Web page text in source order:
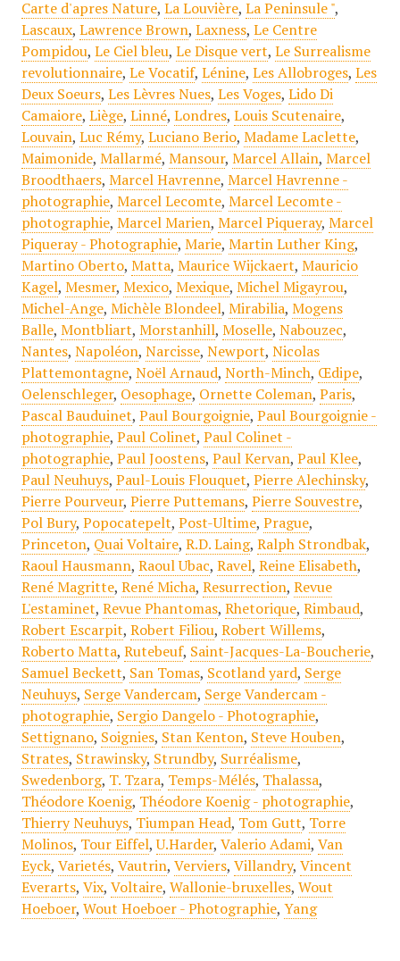
Carte d'apres Nature, La Louvière, La Peninsule ",
Lascaux, Lawrence Brown, Laxness, Le Centre
Pompidou, Le Ciel bleu, Le Disque vert, Le Surrealisme
revolutionnaire, Le Vocatif, Lénine, Les Allobroges, Les
Deux Soeurs, Les Lèvres Nues, Les Voges, Lido Di
Camaiore, Liège, Linné, Londres, Louis Scutenaire,
Louvain, Luc Rémy, Luciano Berio, Madame Laclette,
Maimonide, Mallarmé, Mansour, Marcel Allain, Marcel
Broodthaers, Marcel Havrenne, Marcel Havrenne -
photographie, Marcel Lecomte, Marcel Lecomte -
photographie, Marcel Marien, Marcel Piqueray, Marcel
Piqueray - Photographie, Marie, Martin Luther King,
Martino Oberto, Matta, Maurice Wijckaert, Mauricio
Kagel, Mesmer, Mexico, Mexique, Michel Migayrou,
Michel-Ange, Michèle Blondeel, Mirabilia, Mogens
Balle, Montbliart, Morstanhill, Moselle, Nabouzec,
Nantes, Napoléon, Narcisse, Newport, Nicolas
Plattemontagne, Noël Arnaud, North-Minch, Œdipe,
Oelenschleger, Oesophage, Ornette Coleman, Paris,
Pascal Bauduinet, Paul Bourgoignie, Paul Bourgoignie -
photographie, Paul Colinet, Paul Colinet -
photographie, Paul Joostens, Paul Kervan, Paul Klee,
Paul Neuhuys, Paul-Louis Flouquet, Pierre Alechinsky,
Pierre Pourveur, Pierre Puttemans, Pierre Souvestre,
Pol Bury, Popocatepelt, Post-Ultime, Prague,
Princeton, Quai Voltaire, R.D. Laing, Ralph Strondbak,
Raoul Hausmann, Raoul Ubac, Ravel, Reine Elisabeth,
René Magritte, René Micha, Resurrection, Revue
L'estaminet, Revue Phantomas, Rhetorique, Rimbaud,
Robert Escarpit, Robert Filiou, Robert Willems,
Roberto Matta, Rutebeuf, Saint-Jacques-La-Boucherie,
Samuel Beckett, San Tomas, Scotland yard, Serge
Neuhuys, Serge Vandercam, Serge Vandercam -
photographie, Sergio Dangelo - Photographie,
Settignano, Soignies, Stan Kenton, Steve Houben,
Strates, Strawinsky, Strundby, Surréalisme,
Swedenborg, T. Tzara, Temps-Mélés, Thalassa,
Théodore Koenig, Théodore Koenig - photographie,
Thierry Neuhuys, Tiumpan Head, Tom Gutt, Torre
Molinos, Tour Eiffel,U.Harder, Valerio Adami, Van
Eyck, Varietés, Vautrin, Verviers, Villandry, Vincent
Everarts, Vix, Voltaire, Wallonie-bruxelles, Wout
Hoeboer, Wout Hoeboer - Photographie, Yang